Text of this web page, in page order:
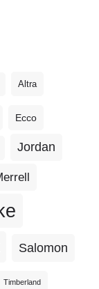
Altra
Ecco
Jordan
Salomon
Timberland